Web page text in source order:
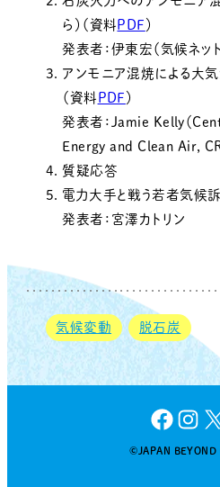
ら）（資料 PDF ）
発表者：伊東宏（気候ネット
アンモニア混焼による大
（資料 PDF ）
発表者：Jamie Kelly（
Energy and Clean Air,
質疑応答
電力大手と戦う若者気候
発表者：宮澤カトリン
気候変動 脱石炭
Facebook Instagram
©JAPAN BEYOND